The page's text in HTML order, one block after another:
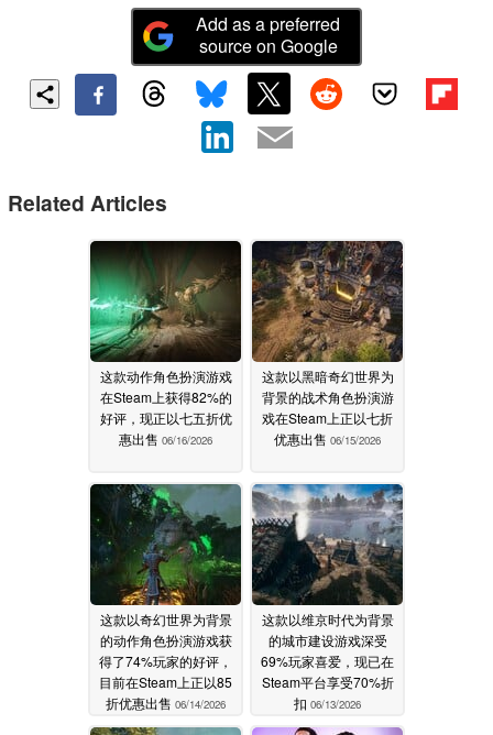
Add as a preferred
source on Google
Related Articles
这款动作角色扮演游戏
在Steam上获得82%的
好评，现正以七五折优
惠出售 06/16/2026
这款以黑暗奇幻世界为
背景的战术角色扮演游
戏在Steam上正以七折
优惠出售 06/15/2026
这款以奇幻世界为背景
的动作角色扮演游戏获
得了74%玩家的好评，
目前在Steam上正以85
折优惠出售 06/14/2026
这款以维京时代为背景
的城市建设游戏深受
69%玩家喜爱，现已在
Steam平台享受70%折
扣 06/13/2026